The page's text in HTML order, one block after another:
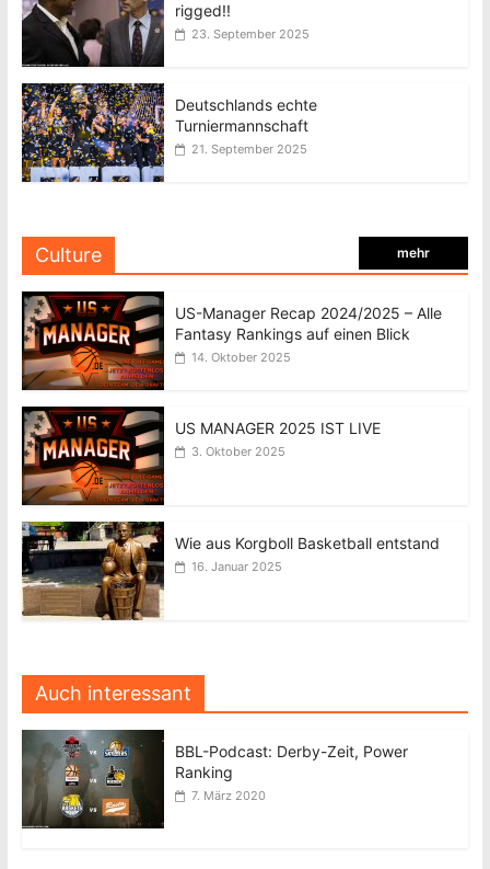
rigged!!
23. September 2025
Deutschlands echte
Turniermannschaft
21. September 2025
Culture mehr
US-Manager Recap 2024/2025 – Alle
Fantasy Rankings auf einen Blick
14. Oktober 2025
US MANAGER 2025 IST LIVE
3. Oktober 2025
Wie aus Korgboll Basketball entstand
16. Januar 2025
Auch interessant
BBL-Podcast: Derby-Zeit, Power
Ranking
7. März 2020